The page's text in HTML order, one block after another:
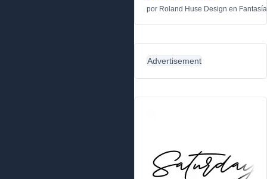
por Roland Huse Design en Fantasía
Advertisement